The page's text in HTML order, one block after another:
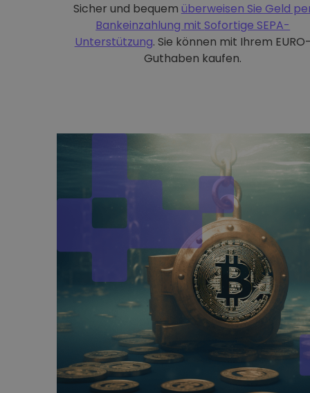
Sicher und bequem überweisen Sie Geld
Bankeinzahlung mit Sofortige SEPA-
Unterstützung. Sie können mit Ihrem
Guthaben kaufen.